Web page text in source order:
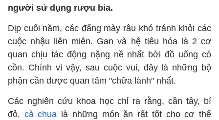
người sử dụng rượu bia.
Dịp cuối năm, các đấng mày râu khó tránh khỏi các
cuộc nhậu liên miên. Gan và hệ tiêu hóa là 2 cơ
quan chịu tác động nặng nề nhất bởi đồ uống có
cồn. Chính vì vậy, sau cuộc vui, đây là những bộ
phận cần được quan tâm "chữa lành" nhất.
Các nghiên cứu khoa học chỉ ra rằng, cần tây, bí
đỏ, cà chua là những món ăn rất tốt cho cơ thể